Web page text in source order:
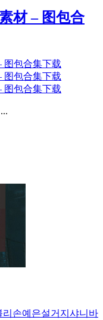
材 – 图包合
손예은설거지 샤니 바